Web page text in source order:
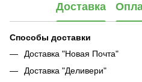
Доставка
Способы доставки
Доставка "Новая Почта"
Доставка "Деливери"